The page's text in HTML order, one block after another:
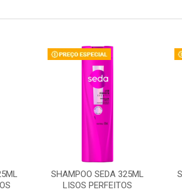
SHAMPOO SEDA 325ML
LISOS PERFEITOS